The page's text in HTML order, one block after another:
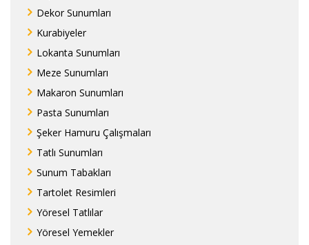
Dekor Sunumları
Kurabiyeler
Lokanta Sunumları
Meze Sunumları
Makaron Sunumları
Pasta Sunumları
Şeker Hamuru Çalışmaları
Tatlı Sunumları
Sunum Tabakları
Tartolet Resimleri
Yöresel Tatlılar
Yöresel Yemekler